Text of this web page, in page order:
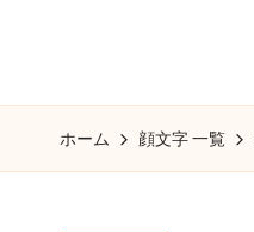
顔
文
字
ホーム 顔文字 一覧